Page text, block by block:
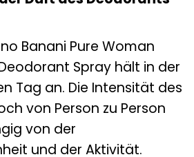
Banani Pure Woman
Spray hält in der
Tag an. Die Intensität des
von Person zu Person
von der
und der Aktivität.